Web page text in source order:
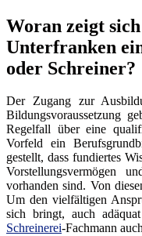
Woran zeigt
Unterfranken
oder Schreiner?
Der Zugang zur
Bildungsvoraussetzung
Regelfall über eine
Vorfeld ein
gestellt, dass fundiertes
Vorstellungsvermögen
vorhanden sind. Von
Um den vielfältigen
sich bringt, auch
Schreinerei-Fachmann